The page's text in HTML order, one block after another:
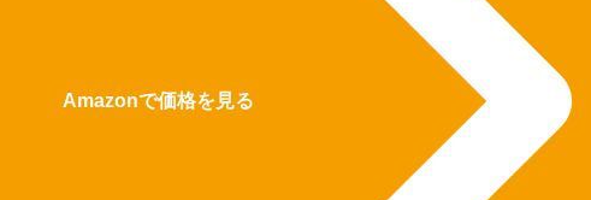
Amazonで価格を見る